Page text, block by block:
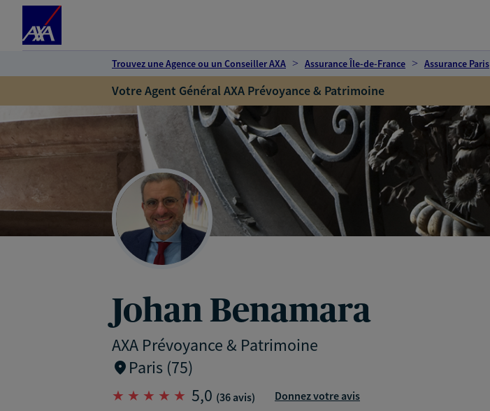
Trouvez une Agence ou un Conseiller AXA Assurance Île-de-France Assurance Paris
Votre Agent Général AXA Prévoyance & Patrimoine
Johan Benamara
AXA Prévoyance & Patrimoine
Paris (75)
5,0 (36 avis) Donnez votre avis